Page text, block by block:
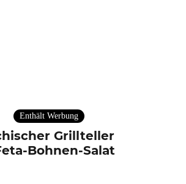
Enthält Werbung
Grillteller
Bohnen-Salat